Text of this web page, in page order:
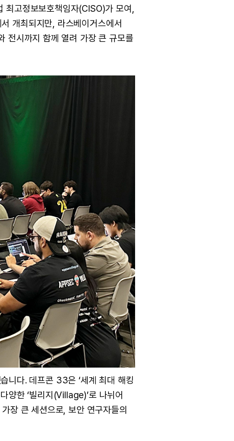
최고정보보호책임자(CISO)가 모여,
개최되지만, 라스베이거스에서
전시까지 함께 열려 가장 큰 규모를
니다. 데프콘 33은 ‘세계 최대 해킹
양한 ‘빌리지(Village)’로 나뉘어
장 큰 세션으로, 보안 연구자들의